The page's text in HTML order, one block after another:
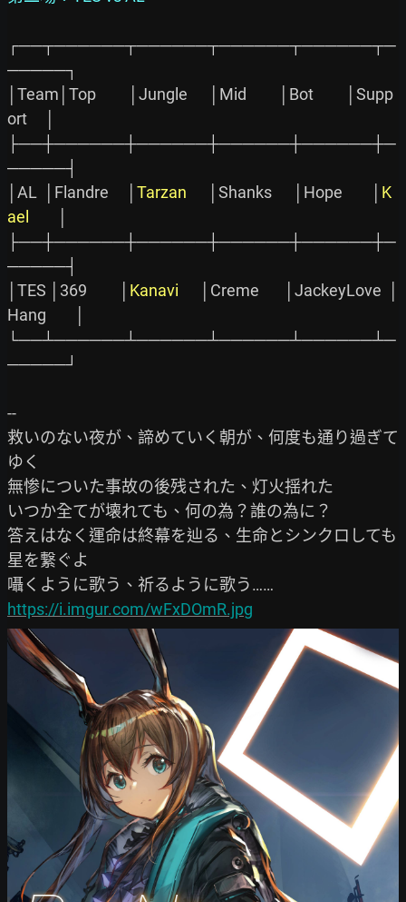
┌──┬──────┬──────┬──────┬──────┬─
─────┐
│Team│Top         │Jungle      │Mid         │Bot         │Supp
ort     │
├──┼──────┼──────┼──────┼──────┼─
─────┤
│AL  │Flandre     │ Tarzan
      │Shanks      │Hope        │
K
ael
├──┼──────┼──────┼──────┼──────┼─
─────┤
│TES │369         │ Kanavi
      │Creme       │JackeyLove  │
Hang        │
└──┴──────┴──────┴──────┴──────┴─
─────┘
--
救いのない夜が、諦めていく朝が、何度も通り過ぎて
ゆく
無惨についた事故の後残された、灯火揺れた
いつか全てが壊れても、何の為？誰の為に？
答えはなく運命は終幕を辿る、生命とシンクロしても
星を繋ぐよ
https://i.imgur.com/wFxDOmR.jpg